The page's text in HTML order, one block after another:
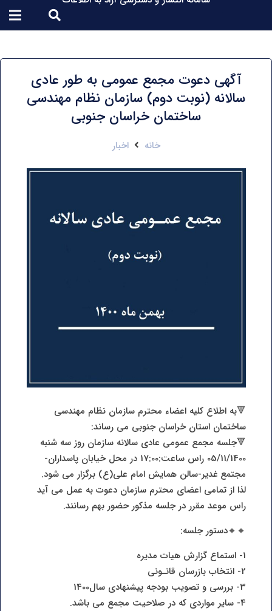
آگهی دعوت مجمع عمومی به طور عادی
سالانه (نوبت دوم) سازمان نظام مهندسی
ساختمان خراسان جنوبی
خانه اخبار
🔻به اطلاع کلیه اعضاء محترم سازمان نظام مهندسی
ساختمان استان خراسان جنوبی می رساند:
🔻جلسه مجمع عمومی عادی سالانه سازمان روز سه شنبه
05/11/1400 راس ساعت:17:00 در محل خیابان پاسداران-
مجتمع غدیر-سالن همایش امام علی(ع) برگزار می شود.
لذا از تمامی اعضای محترم سازمان دعوت به عمل می آید
راس موعد مقرر در جلسه مذکور حضور بهم رسانند.
🔸🔸دستور جلسه:
1- استماع گزارش هیات مدیره
2- انتخاب بازرسان قانـونی
3- بررسی و تصویب بودجه پیشنهادی سال1400
4- سایر مواردی که در صلاحیت مجمع می باشد.